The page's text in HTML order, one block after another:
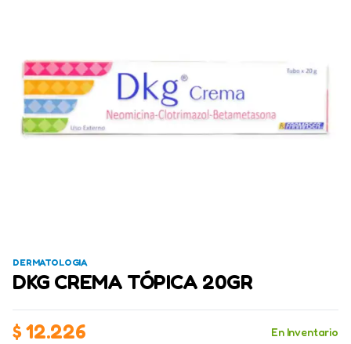
DERMATOLOGIA
DKG CREMA TÓPICA 20GR
$12.226 En Inventario